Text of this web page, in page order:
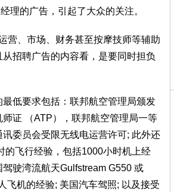
理的广告，引起了大众的关注。
营、市场、财务甚至按摩技师等辅助
招聘广告的内容看，是要同时担负
最低要求包括：联邦航空管理局颁发
师证 （ATP），联邦航空管理局一等
讯委员会受限无线电运营许可; 此外还
的飞行经验，包括1000小时机上经
驶湾流航天Gulfstream G550 或
飞机的经验; 美国汽车驾照; 以及接受